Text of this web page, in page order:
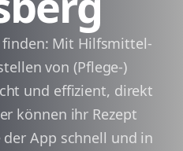
Mit Hilfsmittel-
von (Pflege-)
und effizient, direkt
können ihr Rezept
App schnell und in